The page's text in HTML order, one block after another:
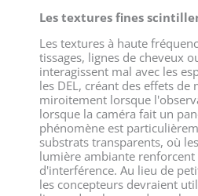
Les textures fines
Les textures à haute
tissages, lignes de cheveux
interagissent mal avec les
les DEL, créant des effets de
miroitement lorsque
lorsque la caméra fait un
phénomène est
substrats transparents, où
lumière ambiante
d'interférence. Au lieu de
les concepteurs devraient